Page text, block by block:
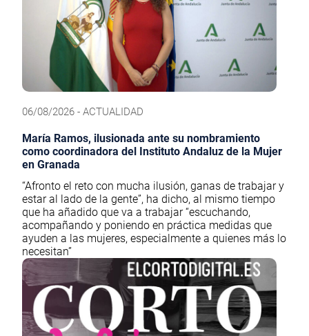
06/08/2026 - ACTUALIDAD
María Ramos, ilusionada ante su nombramiento
como coordinadora del Instituto Andaluz de la Mujer
en Granada
“Afronto el reto con mucha ilusión, ganas de trabajar y
estar al lado de la gente”, ha dicho, al mismo tiempo
que ha añadido que va a trabajar “escuchando,
acompañando y poniendo en práctica medidas que
ayuden a las mujeres, especialmente a quienes más lo
necesitan”